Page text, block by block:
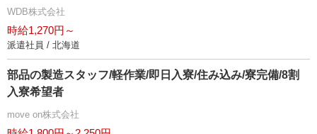
WDB株式会社
時給1,270円～
派遣社員 / 北海道
部品の製造スタッフ/軽作業/即日入寮/住み込み/寮完備/8割
入寮希望者
move on株式会社